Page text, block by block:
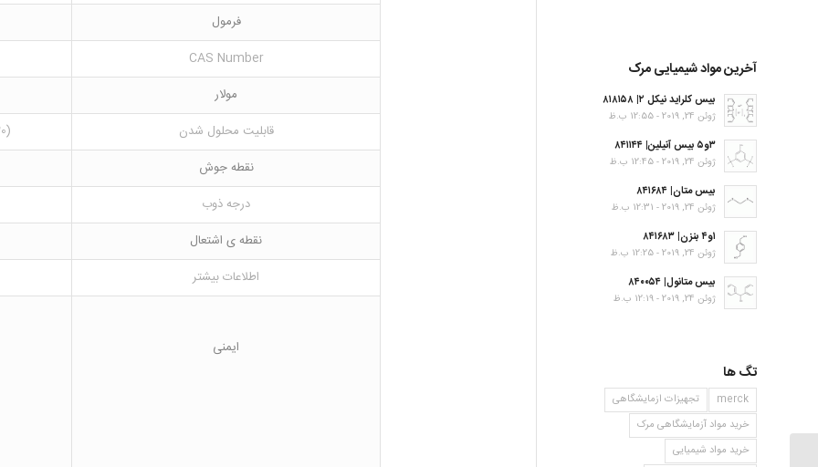
فرمول
CAS Number
مولار
قابلیت محلول شدن
(20 °C) (rigorous decomposition)
نقطه جوش
درجه ذوب
نقطه ی اشتعال
اطلاعات بیشتر
ایمنی
آخرین مواد شیمیایی مرک
بیس کلراید نیکل ۲| ۸۱۸۱۵۸
ژوئن 24, 2019 - 12:55 ب.ظ
۳و۵ بیس آنیلین| ۸۴۱۱۴۴
ژوئن 24, 2019 - 12:45 ب.ظ
بیس متان| ۸۴۱۶۸۴
ژوئن 24, 2019 - 12:31 ب.ظ
۱و۴ بنزن| ۸۴۱۶۸۳
ژوئن 24, 2019 - 12:25 ب.ظ
بیس متانول| ۸۴۰۰۵۴
ژوئن 24, 2019 - 12:19 ب.ظ
تگ ها
merck
تجهیزات ازمایشگاهی
خرید مواد آزمایشگاهی مرک
خرید مواد شیمیایی